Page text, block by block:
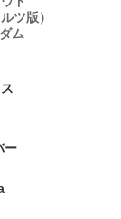
ツ版）
ム
ー